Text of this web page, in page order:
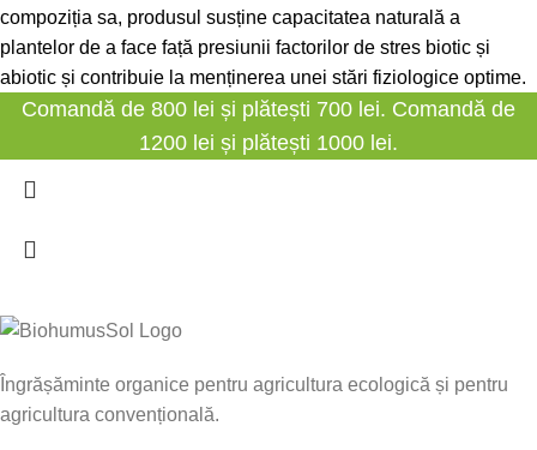
compoziția sa, produsul susține capacitatea naturală a
plantelor de a face față presiunii factorilor de stres biotic și
abiotic și contribuie la menținerea unei stări fiziologice optime.
Comandă de 800 lei și plătești 700 lei. Comandă de
1200 lei și plătești 1000 lei.
Îngrășăminte organice pentru agricultura ecologică și pentru
agricultura convențională.